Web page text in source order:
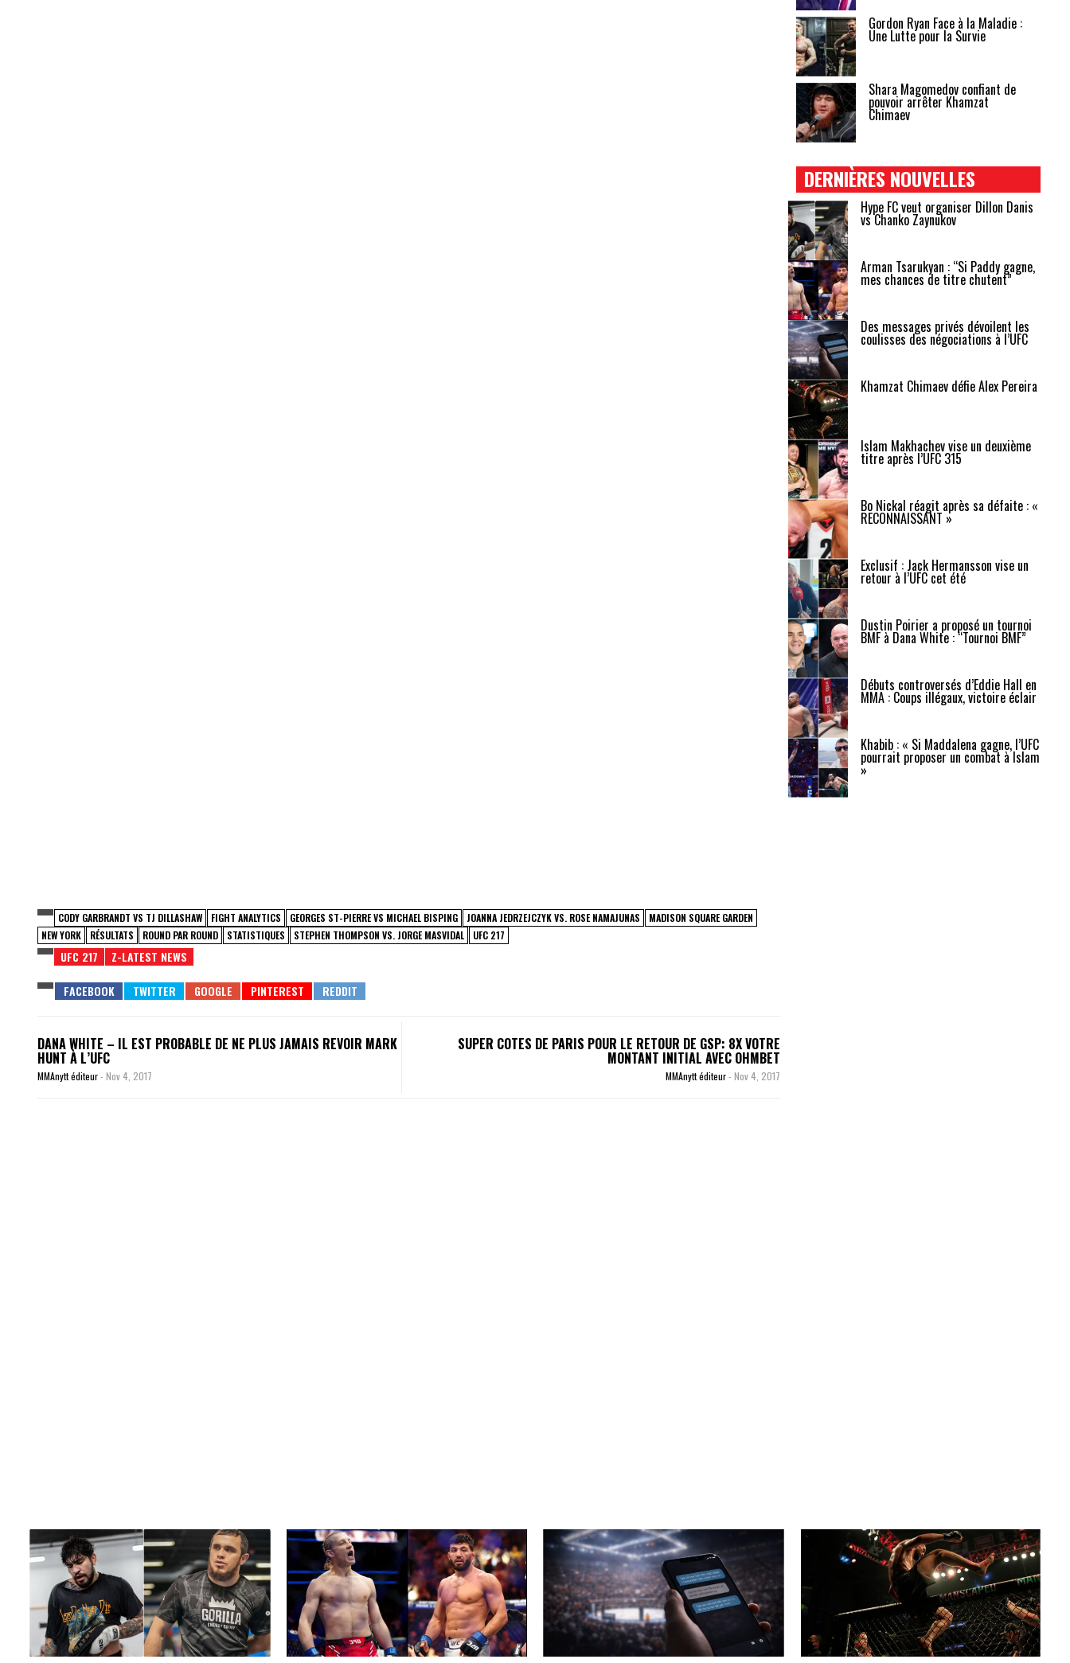
CODY GARBRANDT VS TJ DILLASHAW FIGHT ANALYTICS GEORGES ST-PIERRE VS MICHAEL BISPING JOANNA JEDRZEJCZYK VS. ROSE NAMAJUNAS
MADISON SQUARE GARDEN
NEW YORK
RÉSULTATS ROUND PAR ROUND STATISTIQUES STEPHEN THOMPSON VS. JORGE MASVIDAL UFC 217
UFC 217 Z-LATEST NEWS
DANA WHITE – IL EST PROBABLE DE NE PLUS JAMAIS REVOIR MARK
HUNT À L’UFC
MMAnytt éditeur- Nov 4, 2017
SUPER COTES DE PARIS POUR LE RETOUR DE GSP: 8X VOTRE
MONTANT INITIAL AVEC OHMBET
MMAnytt éditeur- Nov 4, 2017
Gordon Ryan Face à la Maladie :
Une Lutte pour la Survie
Shara Magomedov confiant de
pouvoir arrêter Khamzat
Chimaev
DERNIÈRES NOUVELLES
Hype FC veut organiser Dillon Danis
vs Chanko Zaynukov
Arman Tsarukyan : “Si Paddy gagne,
mes chances de titre chutent”
Des messages privés dévoilent les
coulisses des négociations à l’UFC
Khamzat Chimaev défie Alex Pereira
Islam Makhachev vise un deuxième
titre après l’UFC 315
Bo Nickal réagit après sa défaite : «
RECONNAISSANT »
Exclusif : Jack Hermansson vise un
retour à l’UFC cet été
Dustin Poirier a proposé un tournoi
BMF à Dana White : “Tournoi BMF”
Débuts controversés d’Eddie Hall en
MMA : Coups illégaux, victoire éclair
Khabib : « Si Maddalena gagne, l’UFC
pourrait proposer un combat à Islam
»